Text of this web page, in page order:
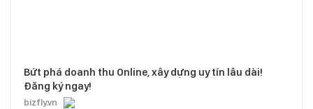
Bứt phá doanh thu Online, xây dựng uy tín lâu dài!
Đăng ký ngay!
bizfly.vn